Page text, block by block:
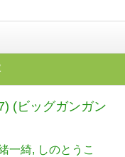
(ビッグガンガン
一綺 しのとうこ